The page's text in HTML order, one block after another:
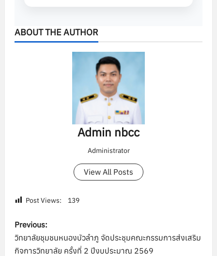
ABOUT THE AUTHOR
Admin nbcc
Administrator
View All Posts
Post Views: 139
P
o
Previous:
วิทยาลัยชุมชนหนองบัวลำภู จัดประชุมคณะกรรมการส่งเสริม
กิจการวิทยาลัย ครั้งที่ 2 ปีงบประมาณ 2569